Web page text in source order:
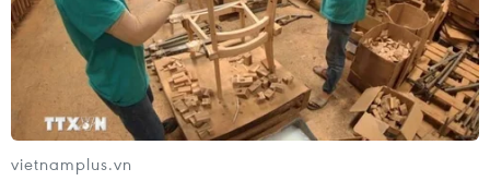
khi thương hiệu vàng Rồng Thăng Long của Bảo Tín
Minh Châu giảm tới 200.000 đồng mỗi lượng.
vietnamplus.vn